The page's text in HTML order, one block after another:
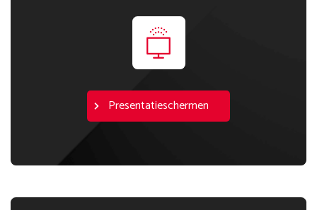
Presentatieschermen